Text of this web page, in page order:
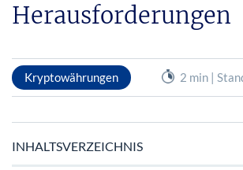
Herausforderungen
Kryptowährungen 2 min |
INHALTSVERZEICHNIS